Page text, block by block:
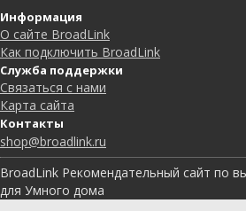
Информация
О сайте BroadLink
Как подключить BroadLink
Служба поддержки
Связаться с нами
Карта сайта
Контакты
shop@broadlink.ru
BroadLink Рекомендательный сайт по
для Умного дома